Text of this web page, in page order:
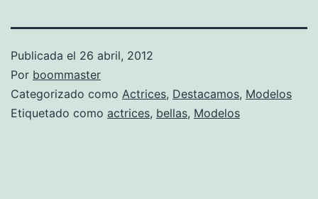
Publicada el 26 abril, 2012
Por boommaster
Categorizado como Actrices, Destacamos, Modelos
Etiquetado como actrices, bellas, Modelos